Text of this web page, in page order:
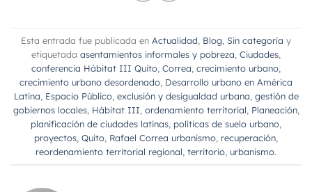
Esta entrada fue publicada en Actualidad Blog Sin categoría y
etiquetada asentamientos informales y pobreza Ciudades
conferencia Hábitat III Quito Correa crecimiento urbano
crecimiento urbano desordenado Desarrollo urbano en América
Latina Espacio Público, exclusión y desigualdad urbana gestión de
gobiernos locales, Hábitat III ordenamiento territorial Planeación,
planificación de ciudades latinas políticas de suelo urbano
proyectos Quito Rafael Correa urbanismo recuperación
reordenamiento territorial regional territorio urbanismo.